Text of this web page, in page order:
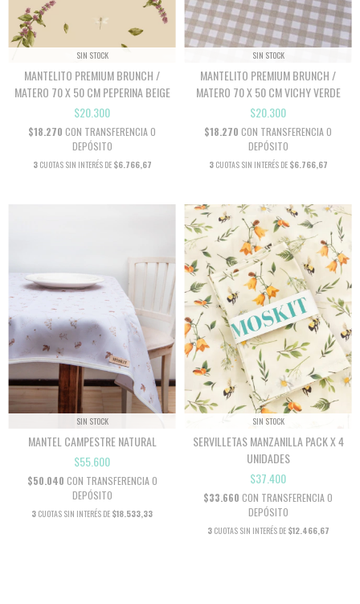
SIN STOCK
MANTELITO PREMIUM BRUNCH /
MATERO 70 X 50 CM PEPERINA BEIGE
$20.300
$18.270 CON TRANSFERENCIA O
DEPÓSITO
3CUOTAS SIN INTERÉS DE $6.766,67
SIN STOCK
MANTELITO PREMIUM BRUNCH /
MATERO 70 X 50 CM VICHY VERDE
$20.300
$18.270 CON TRANSFERENCIA O
DEPÓSITO
3CUOTAS SIN INTERÉS DE $6.766,67
SIN STOCK
MANTEL CAMPESTRE NATURAL
$55.600
$50.040 CON TRANSFERENCIA O
DEPÓSITO
3 CUOTAS SIN INTERÉS DE $18.533,33
SIN STOCK
SERVILLETAS MANZANILLA PACK X 4
UNIDADES
$37.400
$33.660 CON TRANSFERENCIA O
DEPÓSITO
3CUOTAS SIN INTERÉS DE $12.466,67